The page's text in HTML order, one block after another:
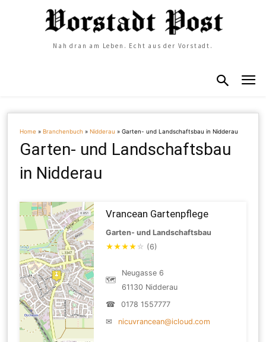
Nah dran am Leben. Echt aus der Vorstadt.
Home »Branchenbuch »Nidderau »Garten- und Landschaftsbau in Nidderau
Garten- und Landschaftsbau
in Nidderau
Vrancean Gartenpflege
Garten- und Landschaftsbau
★★★★ ☆ (6)
🗺
Neugasse 6
61130 Nidderau
☎
0178 1557777
✉
nicuvrancean@icloud.com